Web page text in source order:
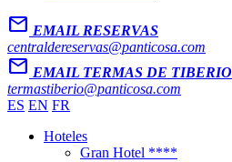
Mail EMAIL RESERVAS
centraldereservas@panticosa.com
Mail EMAIL TERMAS DE TIBERIO
termastiberio@panticosa.com
ES EN FR
Hoteles
Gran Hotel ****